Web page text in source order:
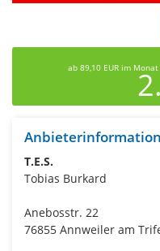
ab 89,10 EUR im
T.E.S.
Tobias Burkard
Anebosstr. 22
76855 Annweiler am